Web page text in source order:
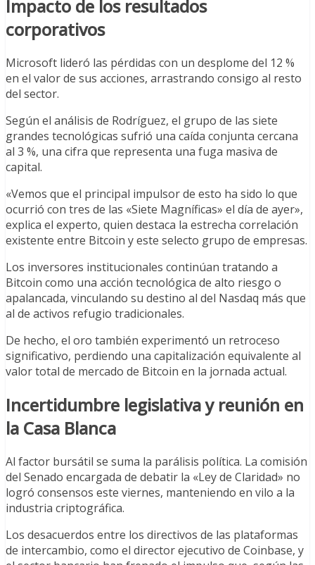
Impacto de los resultados
corporativos
Microsoft lideró las pérdidas con un desplome del 12 %
en el valor de sus acciones, arrastrando consigo al resto
del sector.
Según el análisis de Rodríguez, el grupo de las siete
grandes tecnológicas sufrió una caída conjunta cercana
al 3 %, una cifra que representa una fuga masiva de
capital.
«Vemos que el principal impulsor de esto ha sido lo que
ocurrió con tres de las «Siete Magníficas» el día de ayer»,
explica el experto, quien destaca la estrecha correlación
existente entre Bitcoin y este selecto grupo de empresas.
Los inversores institucionales continúan tratando a
Bitcoin como una acción tecnológica de alto riesgo o
apalancada, vinculando su destino al del Nasdaq más que
al de activos refugio tradicionales.
De hecho, el oro también experimentó un retroceso
significativo, perdiendo una capitalización equivalente al
valor total de mercado de Bitcoin en la jornada actual.
Incertidumbre legislativa y reunión en
la Casa Blanca
Al factor bursátil se suma la parálisis política. La comisión
del Senado encargada de debatir la «Ley de Claridad» no
logró consensos este viernes, manteniendo en vilo a la
industria criptográfica.
Los desacuerdos entre los directivos de las plataformas
de intercambio, como el director ejecutivo de Coinbase, y